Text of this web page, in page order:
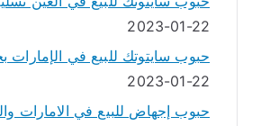
2023-01-22
حبوب سايتوتك للبيع في الإمارات
2023-01-22
حبوب إجهاض للبيع في الامارات